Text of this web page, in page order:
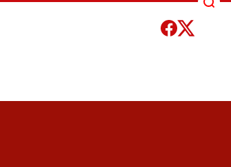
'FODBOLDENS IT NYT' - TILMELD DIG